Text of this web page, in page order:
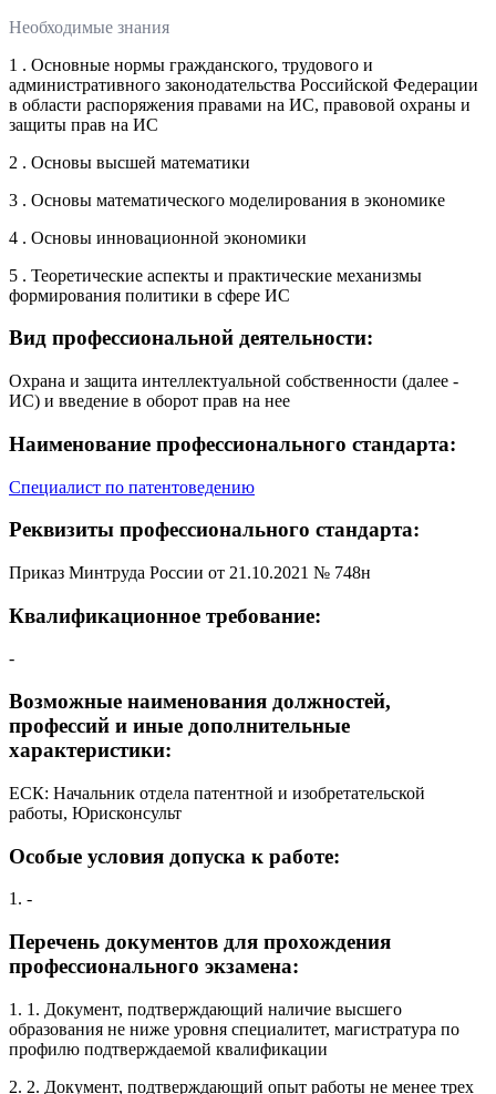
Необходимые знания
1 . Основные нормы гражданского, трудового и
административного законодательства Российской Федерации
в области распоряжения правами на ИС, правовой охраны и
защиты прав на ИС
2 . Основы высшей математики
3 . Основы математического моделирования в экономике
4 . Основы инновационной экономики
5 . Теоретические аспекты и практические механизмы
формирования политики в сфере ИС
Вид профессиональной деятельности:
Охрана и защита интеллектуальной собственности (далее -
ИС) и введение в оборот прав на нее
Наименование профессионального стандарта:
Специалист по патентоведению
Реквизиты профессионального стандарта:
Приказ Минтруда России от 21.10.2021 № 748н
Квалификационное требование:
-
Возможные наименования должностей,
профессий и иные дополнительные
характеристики:
ЕСК: Начальник отдела патентной и изобретательской
работы, Юрисконсульт
Особые условия допуска к работе:
1. -
Перечень документов для прохождения
профессионального экзамена:
1. 1. Документ, подтверждающий наличие высшего
образования не ниже уровня специалитет, магистратура по
профилю подтверждаемой квалификации
2. 2. Документ, подтверждающий опыт работы не менее трех